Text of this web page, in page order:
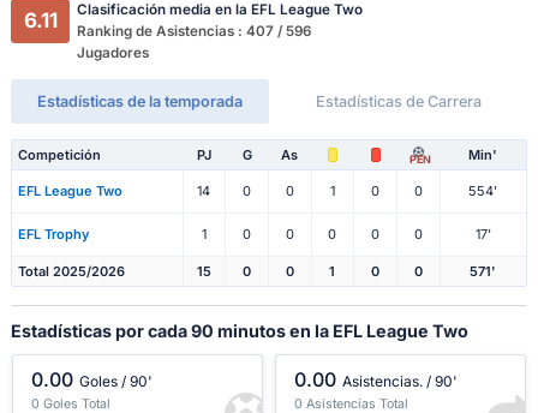
6.11
Clasificación media en la EFL League Two
Ranking de Asistencias : 407 / 596
Jugadores
Estadísticas de la temporada Estadísticas de Carrera
Competición PJ G As PEN Min'
EFL League Two 14 0 0 1 0 0 554'
EFL Trophy 1 0 0 0 0 0 17'
Total 2025/2026 15 0 0 1 0 0 571'
Estadísticas por cada 90 minutos en la EFL League Two
0.00 Goles / 90'
0 Goles Total
0.00 Asistencias. / 90'
0 Asistencias Total